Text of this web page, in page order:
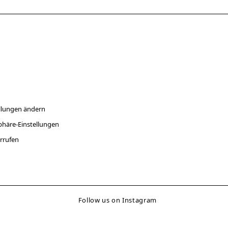
ändern
Einstellungen
Follow us on Instagram